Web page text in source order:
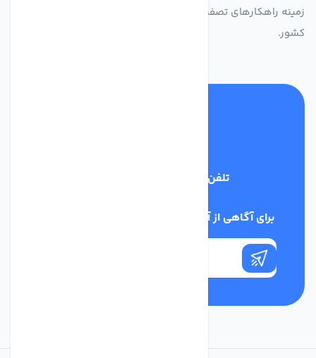
زمینه راهکارهای تصفیه آب و ایفای نقشی کلیدی در حفظ منابع آبی
کشور.
تلفن پشتیبانی
برای آگاهی از آخرین اخبار در خبرنامه ما عضو شوید